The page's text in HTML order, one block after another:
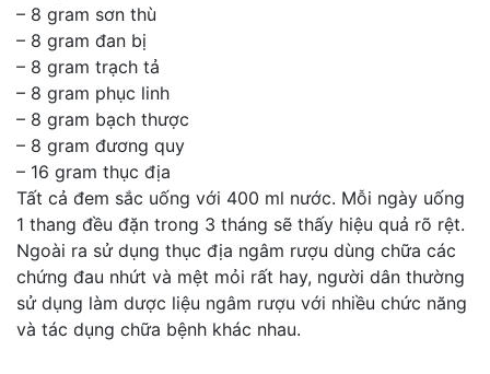
– 8 gram sơn thù
– 8 gram đan bị
– 8 gram trạch tả
– 8 gram phục linh
– 8 gram bạch thược
– 8 gram đương quy
– 16 gram thục địa
Tất cả đem sắc uống với 400 ml nước. Mỗi ngày uống
1 thang đều đặn trong 3 tháng sẽ thấy hiệu quả rõ rệt.
Ngoài ra sử dụng thục địa ngâm rượu dùng chữa các
chứng đau nhứt và mệt mỏi rất hay, người dân thường
sử dụng làm dược liệu ngâm rượu với nhiều chức năng
và tác dụng chữa bệnh khác nhau.